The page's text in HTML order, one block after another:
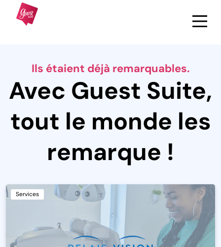
Ils étaient déjà remarquables.
Avec Guest Suite,
tout le monde les
remarque !
Services